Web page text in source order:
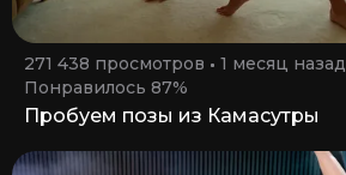
271 438 просмотров
1 месяц назад
Понравилось 87%
Пробуем позы из Камасутры